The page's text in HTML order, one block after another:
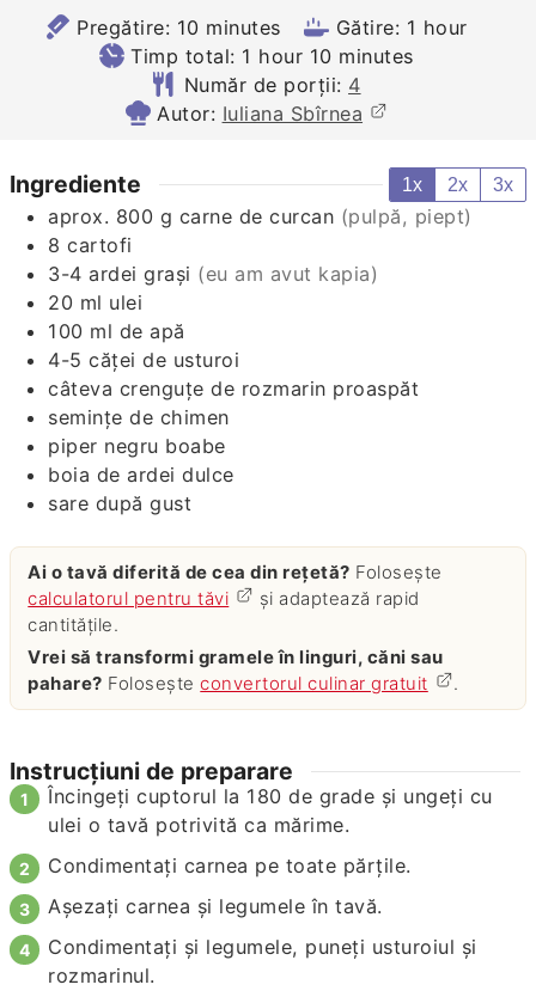
Pregătire: 10minutes
minutes Gătire: 1 hour
hour
Timp total: 1 hour
hour 10minutes
minutes
Număr de porții: 4
Autor: Iuliana Sbîrnea
Ingrediente 1x 2x 3x
aprox. 800 g carne de curcan (pulpă, piept)
8 cartofi
3-4 ardei graşi (eu am avut kapia)
20 ml ulei
100 ml de apă
4-5 căţei de usturoi
câteva crenguţe de rozmarin proaspăt
seminţe de chimen
piper negru boabe
boia de ardei dulce
sare după gust
Ai o tavă diferită de cea din rețetă? Folosește
calculatorul pentru tăvi
și adaptează rapid
cantitățile.
Vrei să transformi gramele în linguri, căni sau
pahare? Foloseșteconvertorul culinar gratuit .
Instrucțiuni de preparare
Încingeţi cuptorul la 180 de grade şi ungeţi cu
ulei o tavă potrivită ca mărime.
Condimentaţi carnea pe toate părţile.
Aşezaţi carnea şi legumele în tavă.
Condimentaţi şi legumele, puneţi usturoiul şi
rozmarinul.